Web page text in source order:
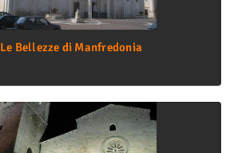
Le Bellezze di Manfredonia